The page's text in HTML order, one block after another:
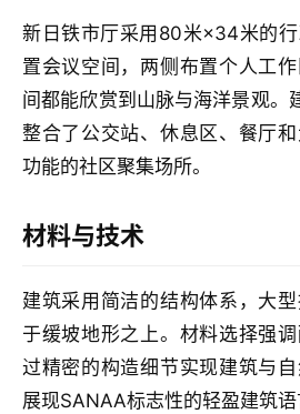
建
筑
专
教
极
速
作
流
新日铁市厅采用80米×34米的
置会议空间，两侧布置个人工
间都能欣赏到山脉与海洋景观。
整合了公交站、休息区、餐厅
功能的社区聚集场所。
材料与技术
建筑采用简洁的结构体系，大
于缓坡地形之上。材料选择强
过精密的构造细节实现建筑与自
展现SANAA标志性的轻盈建筑语